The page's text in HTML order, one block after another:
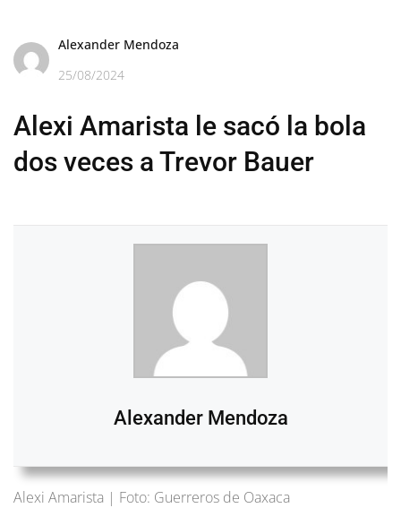
Alexander Mendoza
25/08/2024
Alexi Amarista le sacó la bola
dos veces a Trevor Bauer
Alexander Mendoza
Alexi Amarista | Foto: Guerreros de Oaxaca